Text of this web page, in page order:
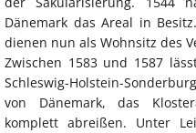
Dänemark das Areal in
dienen nun als Wohnsitz des
Zwischen 1583 und 1587
Schleswig-Holstein-
von Dänemark, das
komplett abreißen. Unter